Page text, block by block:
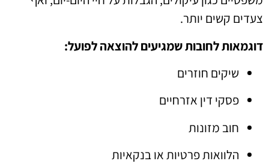
צעדים קשים יותר.
דוגמאות לחובות שמגיעים להוצאה לפועל:
שיקים חוזרים
פסקי דין אזרחיים
חוב מזונות
הלוואות פרטיות או בנקאיות